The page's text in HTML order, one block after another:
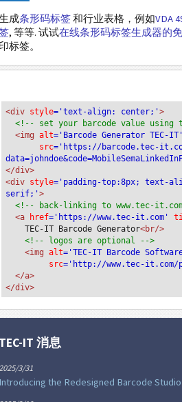
成条形码标签和行业表格，例如VDA
, 等等. 试试在线条形码标签生成器的
印标签。
<div style='text-align: center;'>
<!-- set your barcode value using
<img alt='Barcode Generator TEC-IT'
src='https://barcode.tec-
</div>
<div style='padding-top:8px; text-
serif;'>
<!-- back-linking to www.tec-
<a
href='https://www.tec-it.com'
TEC-IT Barcode Generator<br/>
<!-- logos are optional -->
<img alt='TEC-IT Barcode
src='http://www.tec-it.com/
</a>
</div>
TEC-IT 消息
3/31
Introducing the Redesigned Barcode Studio